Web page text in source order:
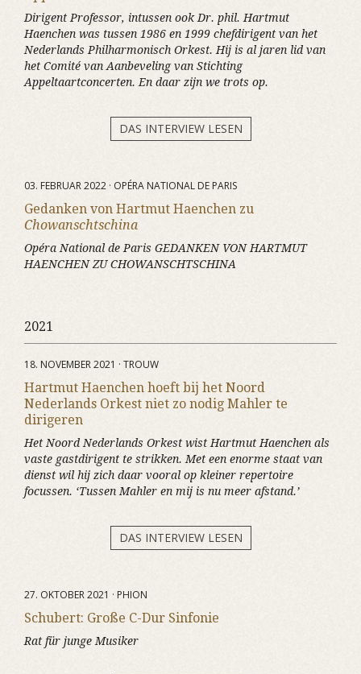
Dirigent Professor, intussen ook Dr. phil. Hartmut
Haenchen was tussen 1986 en 1999 chefdirigent van het
Nederlands Philharmonisch Orkest. Hij is al jaren lid van
het Comité van Aanbeveling van Stichting
Appeltaartconcerten. En daar zijn we trots op.
DAS INTERVIEW LESEN
03. FEBRUAR 2022 · OPÉRA NATIONAL DE PARIS
Gedanken von Hartmut Haenchen zu
Chowanschtschina
Opéra National de Paris GEDANKEN VON HARTMUT
HAENCHEN ZU CHOWANSCHTSCHINA
2021
18. NOVEMBER 2021 · TROUW
Hartmut Haenchen hoeft bij het Noord
Nederlands Orkest niet zo nodig Mahler te
dirigeren
Het Noord Nederlands Orkest wist Hartmut Haenchen als
vaste gastdirigent te strikken. Met een enorme staat van
dienst wil hij zich daar vooral op kleiner repertoire
focussen. ‘Tussen Mahler en mij is nu meer afstand.’
DAS INTERVIEW LESEN
27. OKTOBER 2021 · PHION
Schubert: Große C-Dur Sinfonie
Rat für junge Musiker